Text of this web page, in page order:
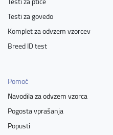
Testi za govedo
Komplet za odvzem vzorcev
Breed ID test
Pomoč
Navodila za odvzem vzorca
Pogosta vprašanja
Popusti